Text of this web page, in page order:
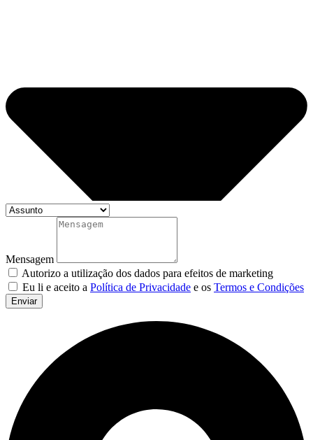
Mensagem
Autorizo a utilização dos dados para efeitos de marketing
Eu li e aceito a Política de Privacidade e os Termos e Condições
Enviar